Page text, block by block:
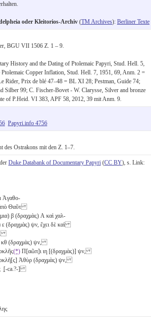
oder Kleitorios-Archiv (TM Archives): Berliner Texte
BGU VII 1506 Z. 1 – 9.
History and the Dating of Ptolemaic Papyri, Stud. Hell. 5,
Ptolemaic Copper Inflation, Stud. Hell. 7, 1951, 69, Anm. 2 =
Rider, Prix de blé 47–48 = BL XI 28; Pestman, Guide 74;
Silber 99; C. Fischer-Bovet - W. Clarysse, Silver and bronze
of P.Heid. VI 383, APF 58, 2012, 39 mit Anm. 9.
Papyri.info 4756
des Ostrakons mit den Z. 1–7.
Duke Databank of Documentary Papyri (CC BY), s. Link:
Ἀγαθο-
ἀπὸ Θαῦτ
β (δραχμὰς) Α καὶ χαλ-
ε (δραχμὰς) ψν , ἔχει δὲ καὶ
κθ (δραχμὰς) ψν ,
(*) Π[αῶπ]ι ιη [(δραχμὰς)] ψν ,
Ἁθὺρ (δραχμὰς) ψν ,
̣[-ca.?-]